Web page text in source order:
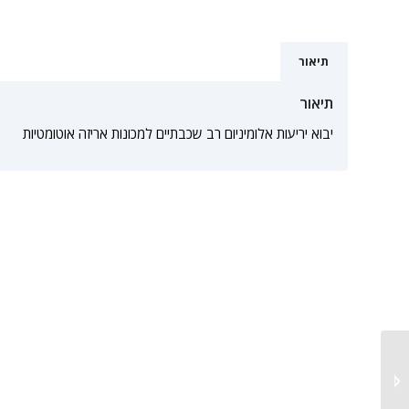
תיאור
תיאור
יבוא יריעות אלומיניום רב שכבתיים למכונות אריזה אוטומטיות